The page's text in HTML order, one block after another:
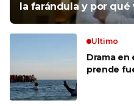
la farándula y por
Ultimo
Drama en
prende